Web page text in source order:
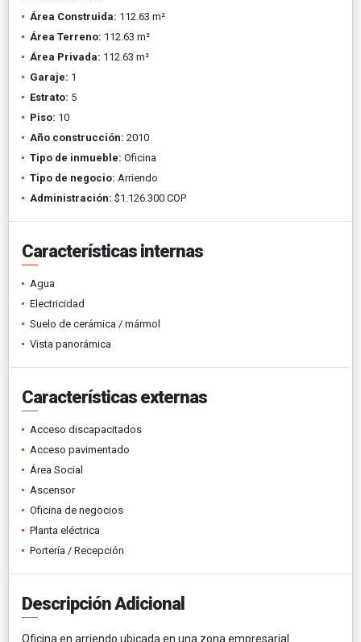
Área Construida: 112.63 m²
Área Terreno: 112.63 m²
Área Privada: 112.63 m²
Garaje: 1
Estrato: 5
Piso: 10
Año construcción: 2010
Tipo de inmueble: Oficina
Tipo de negocio: Arriendo
Administración: $1.126.300 COP
Características internas
Agua
Electricidad
Suelo de cerámica / mármol
Vista panorámica
Características externas
Acceso discapacitados
Acceso pavimentado
Área Social
Ascensor
Oficina de negocios
Planta eléctrica
Portería / Recepción
Descripción Adicional
Oficina en arriendo ubicada en una zona empresarial